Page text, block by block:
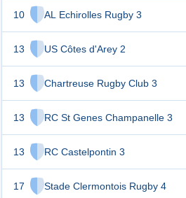
10 AL Echirolles Rugby 3
13 US Côtes d'Arey 2
13 Chartreuse Rugby Club 3
13 RC St Genes Champanelle 3
13 RC Castelpontin 3
17 Stade Clermontois Rugby 4